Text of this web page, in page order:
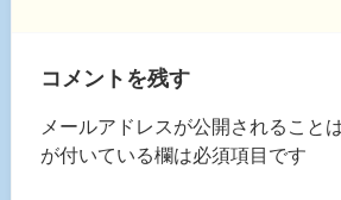
コメントを残す
メールアドレスが公開されること
が付いている欄は必須項目です